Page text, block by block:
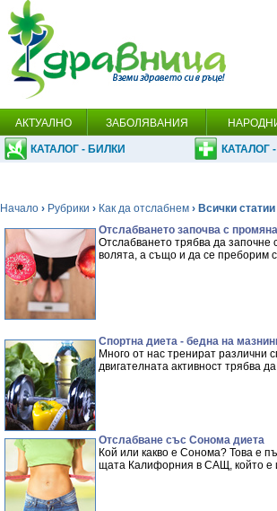
АКТУАЛНО ЗАБОЛЯВАНИЯ
КАТАЛОГ - БИЛКИ КАТАЛОГ
Начало › Рубрики › Как да отслабнем › Всички
Отслабването започва с
Отслабването трябва да започне
волята, а също и да се преборим
Спортна диета - бедна на
Много от нас тренират
двигателната активност трябва
Отслабване със Сонома диета
Кой или какво е Сонома? Това е
щата Калифорния в САЩ, който е